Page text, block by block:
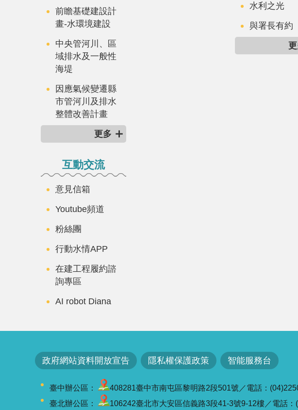
前瞻基礎建設計
畫-水環境建設
中央管河川、區
域排水及一般性
海堤
因應氣候變遷縣
市管河川及排水
整體改善計畫
更多
水利之光
與署長有約
互動交流
意見信箱
Youtube頻道
粉絲團
行動水情APP
在建工程履約諮
詢專區
AI robot Diana
政府網站資料開放宣告 隱私權保護政策 智能服務台
臺中辦公區：
408281臺中市南屯區黎明路2段501號／電話：
臺北辦公區：
106242臺北市大安區信義路3段41-3號9-12樓／電話